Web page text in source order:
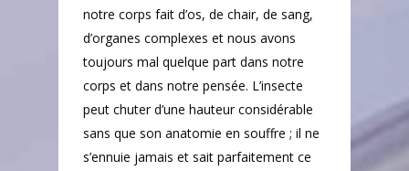
notre corps fait d’os, de chair, de sang,
d’organes complexes et nous avons
toujours mal quelque part dans notre
corps et dans notre pensée. L’insecte
peut chuter d’une hauteur considérable
sans que son anatomie en souffre ; il ne
s’ennuie jamais et sait parfaitement ce